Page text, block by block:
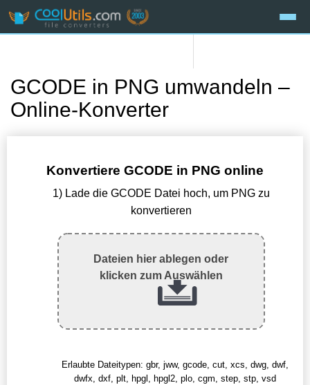
GCODE in PNG umwandeln –
Online-Konverter
Konvertiere GCODE in PNG online
1) Lade die GCODE Datei hoch, um PNG zu
konvertieren
Dateien hier ablegen oder
klicken zum Auswählen
Erlaubte Dateitypen: gbr, jww, gcode, cut, xcs, dwg, dwf,
dwfx, dxf, plt, hpgl, hpgl2, plo, cgm, step, stp, vsd